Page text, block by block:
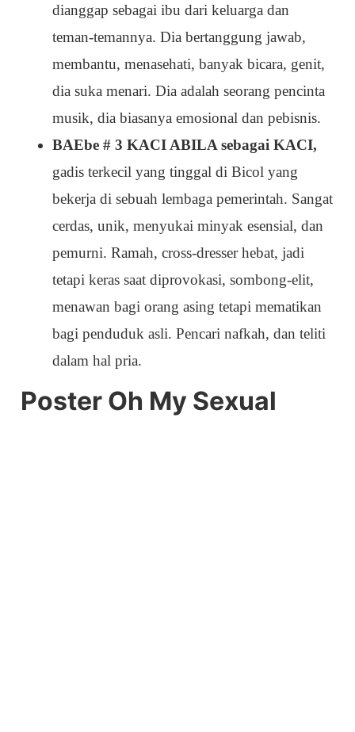
dianggap sebagai ibu dari keluarga dan
teman-temannya. Dia bertanggung jawab,
membantu, menasehati, banyak bicara, genit,
dia suka menari. Dia adalah seorang pencinta
musik, dia biasanya emosional dan pebisnis.
BAEbe # 3 KACI ABILA sebagai KACI,
gadis terkecil yang tinggal di Bicol yang
bekerja di sebuah lembaga pemerintah. Sangat
cerdas, unik, menyukai minyak esensial, dan
pemurni. Ramah, cross-dresser hebat, jadi
tetapi keras saat diprovokasi, sombong-elit,
menawan bagi orang asing tetapi mematikan
bagi penduduk asli. Pencari nafkah, dan teliti
dalam hal pria.
Poster Oh My Sexual